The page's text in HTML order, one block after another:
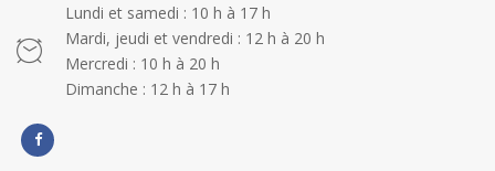
Lundi et samedi : 10 h à 17 h
Mardi, jeudi et vendredi : 12 h à 20 h
Mercredi : 10 h à 20 h
Dimanche : 12 h à 17 h